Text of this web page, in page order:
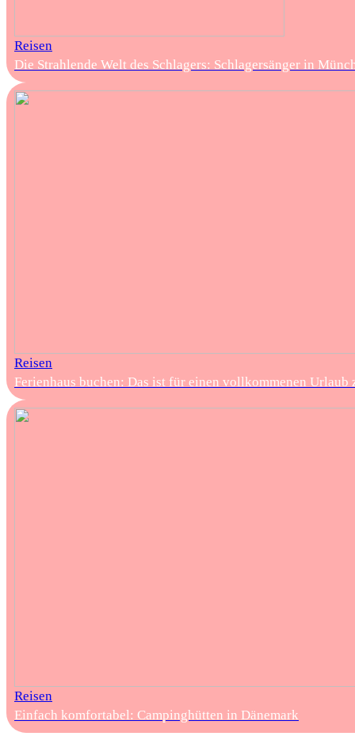
Reisen
Die Strahlende Welt des Schlagers: Schlagersänger in
Reisen
Ferienhaus buchen: Das ist für einen vollkommenen Urlaub
Reisen
Einfach komfortabel: Campinghütten in Dänemark